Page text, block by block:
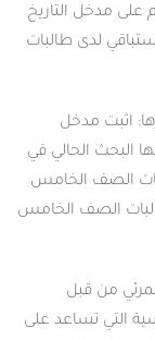
على مدخل التاريخ
لدى طالبات
اثبت مدخل
البحث الحالي في
الصف الخامس
الصف الخامس
من قبل
التي تساعد على